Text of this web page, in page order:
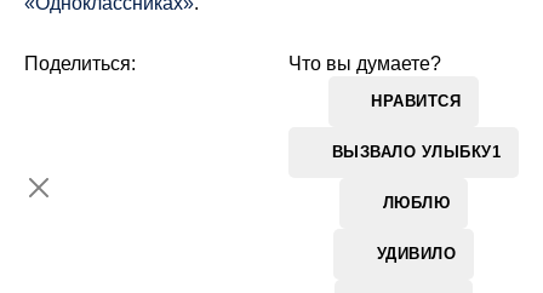
Что вы думаете?
НРАВИТСЯ
ВЫЗВАЛО УЛЫБКУ1
ЛЮБЛЮ
УДИВИЛО
Поделиться: